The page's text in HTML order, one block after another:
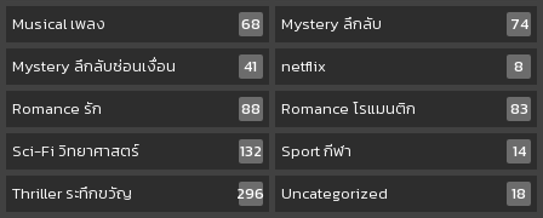
Musical เพลง
68 Mystery ลึกลับ
74
Mystery ลึกลับซ่อนเงื่อน
41 netflix
8
Romance รัก
88 Romance โรแมนติก
83
Sci-Fi วิทยาศาสตร์
132 Sport กีฬา
14
Thriller ระทึกขวัญ
296 Uncategorized
18